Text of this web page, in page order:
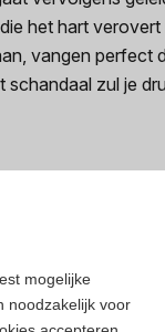
het hart
vangen perfect
zul je
mogelijke
noodzakelijk voor